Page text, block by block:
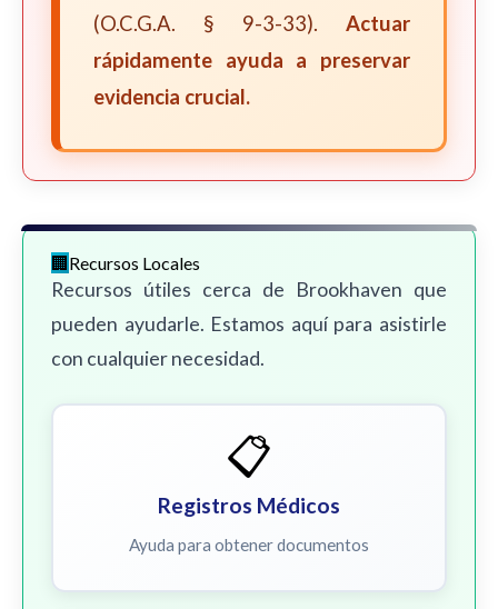
(O.C.G.A. § 9-3-33). Actuar
rápidamente ayuda a preservar
evidencia crucial.
Recursos Locales
Recursos útiles cerca de Brookhaven que
pueden ayudarle. Estamos aquí para asistirle
con cualquier necesidad.
📋
Registros Médicos
Ayuda para obtener documentos